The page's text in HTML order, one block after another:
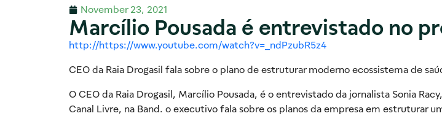
November 23, 2021
Marcílio Pousada é entrevistado no
http://https://www.youtube.com/watch?v=_ndPzubR5z4
CEO da Raia Drogasil fala sobre o plano de estruturar moderno ecossistema de
O CEO da Raia Drogasil, Marcílio Pousada, é o entrevistado da jornalista Sonia
Canal Livre, na Band. o executivo fala sobre os planos da empresa em estruturar